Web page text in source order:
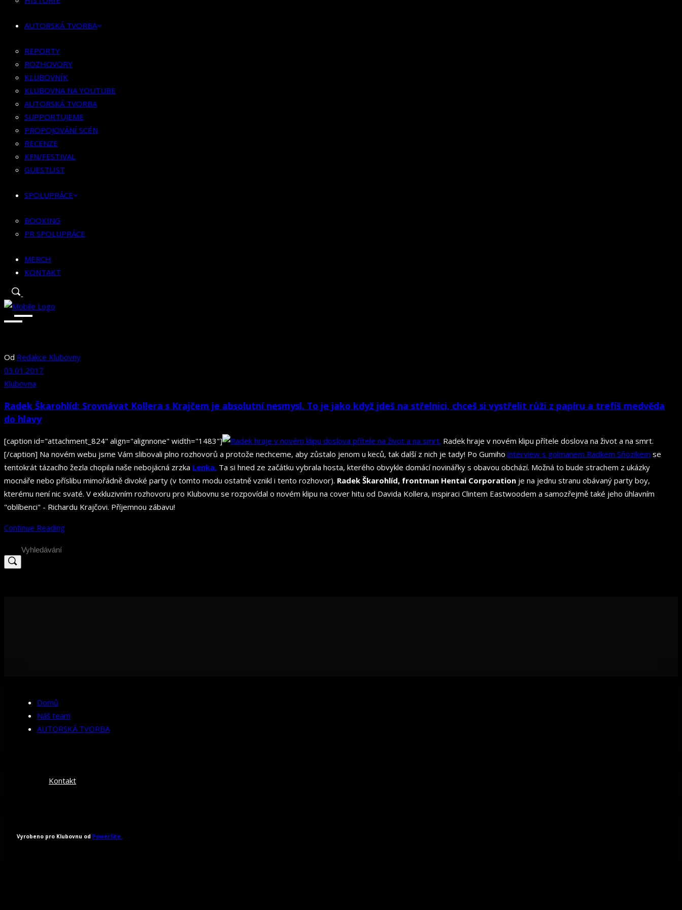
KLUBOVNA NA YOUTUBE
SUPPORTUJEME
PROPOJOVÁNÍ SCÉN
RECENZE
KFN/FESTIVAL
GUESTLIST
SPOLUPRÁCE
BOOKING
PR SPOLUPRÁCE
MERCH
AUTORSKÁ TVORBA
REPORTY
ROZHOVORY
KLUBOVNÍK
KLUBOVNA NA YOUTUBE
AUTORSKÁ TVORBA
SUPPORTUJEME
PROPOJOVÁNÍ SCÉN
RECENZE
KFN/FESTIVAL
GUESTLIST
SPOLUPRÁCE
BOOKING
PR SPOLUPRÁCE
MERCH
KONTAKT
Od Redakce Klubovny
03.01.2017
Klubovna
Radek Škarohlíd: Srovnávat Kollera s Krajčem je absolutní nesmysl. To je jako když jdeš na střelnici, chceš si vystřelit růži z papíru a trefíš medvěda
do hlavy
[caption id="attachment_824" align="alignnone" width="1483"]
Radek hraje v novém klipu přítele doslova na život a na smrt.
[/caption] Na novém webu jsme Vám slibovali plno rozhovorů a protože nechceme, aby zůstalo jenom u keců, tak další z nich je tady! Po Gumiho interview s golmanem Radkem Sňozíkem se
tentokrát tázacího žezla chopila naše nebojácná zrzka Lenka. Ta si hned ze začátku vybrala hosta, kterého obvykle domácí novinářky s obavou obchází. Možná to bude strachem z ukázky
mocnáře nebo příslibu mimořádně divoké party (v tomto modu ostatně vznikl i tento rozhovor). Radek Škarohlíd, frontman Hentai Corporation je na jednu stranu obávaný party boy,
kterému není nic svaté. V exkluzivním rozhovoru pro Klubovnu se rozpovídal o novém klipu na cover hitu od Davida Kollera, inspiraci Clintem Eastwoodem a samozřejmě také jeho úhlavním
"oblíbenci" - Richardu Krajčovi. Příjemnou zábavu!
Continue Reading
Search
for:
Domů
Náš team
AUTORSKÁ TVORBA
Kontakt
Vyrobeno pro Klubovnu od PowerSite.